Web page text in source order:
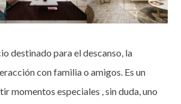
destinado para el descanso, la
con familia o amigos. Es un
momentos especiales , sin duda, uno